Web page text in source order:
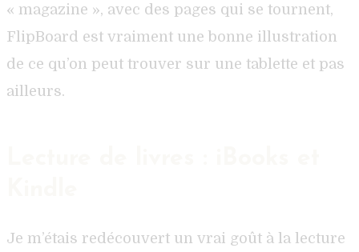
« magazine », avec des pages qui se tournent,
FlipBoard est vraiment une bonne illustration
de ce qu’on peut trouver sur une tablette et pas
ailleurs.
Je m’étais redécouvert un vrai goût à la lecture